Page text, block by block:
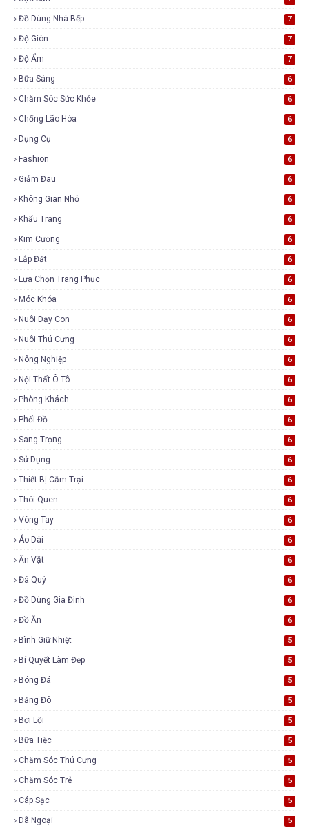
Đồ Dùng Nhà Bếp 7
Độ Giòn 7
Độ Ẩm 7
Bữa Sáng 6
Chăm Sóc Sức Khỏe 6
Chống Lão Hóa 6
Dụng Cụ 6
Fashion 6
Giảm Đau 6
Không Gian Nhỏ 6
Khẩu Trang 6
Kim Cương 6
Lắp Đặt 6
Lựa Chọn Trang Phục 6
Móc Khóa 6
Nuôi Dạy Con 6
Nuôi Thú Cưng 6
Nông Nghiệp 6
Nội Thất Ô Tô 6
Phòng Khách 6
Phối Đồ 6
Sang Trọng 6
Sử Dụng 6
Thiết Bị Cắm Trại 6
Thói Quen 6
Vòng Tay 6
Áo Dài 6
Ăn Vặt 6
Đá Quý 6
Đồ Dùng Gia Đình 6
Đồ Ăn 6
Bình Giữ Nhiệt 5
Bí Quyết Làm Đẹp 5
Bóng Đá 5
Băng Đô 5
Bơi Lội 5
Bữa Tiệc 5
Chăm Sóc Thú Cưng 5
Chăm Sóc Trẻ 5
Cáp Sạc 5
Dã Ngoại 5